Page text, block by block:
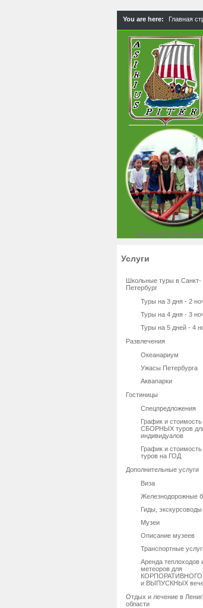
You are here: Главная
Туры для
Услуги
Школьные туры в Санкт-
Петербург
Туры на 3 дня - 2
Туры на 4 дня - 3
Туры на 5 дней - 4
Развлечения
Океанариум
Ужасы Петербурга
Аквапарки
Гостиницы
Спецпредложения
График и стоимость
СБОРНЫХ туров
индивидуалов
График и стоимость
туров на ГОД
Дополнительные услуги
Виза
Железнодорожные
Гиды, экскурсоводы
Музеи
Описание музеев
Транспортные
Аренда теплоходов
метеоров для
КОРПОРАТИВНОГО
и ВЫПУСКНЫХ
Отдых и лечение в
области